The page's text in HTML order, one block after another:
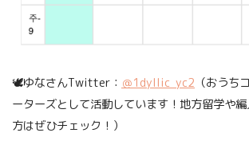
🕊ゆなさんTwitter： ＠1dyllic_yc2 （おうち
ーターズとして活動しています！地方留学や
方はぜひチェック！）